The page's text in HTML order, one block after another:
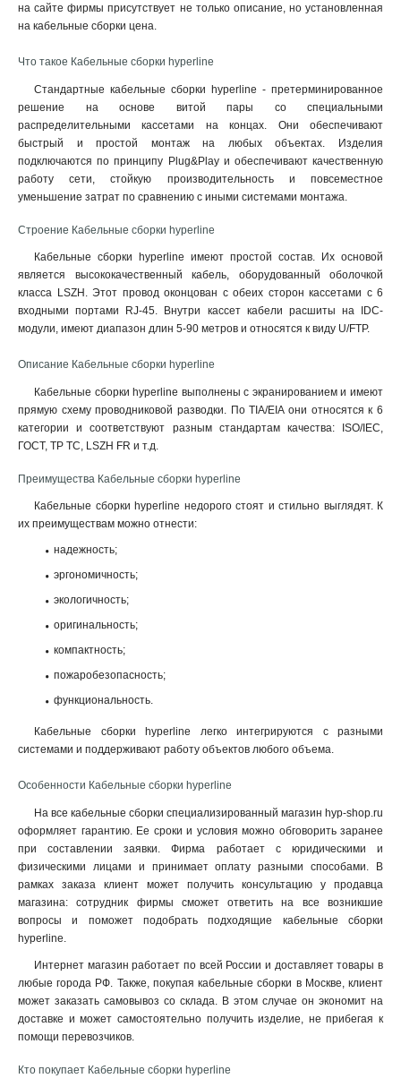
на сайте фирмы присутствует не только описание, но установленная
на кабельные сборки цена.
Что такое Кабельные сборки hyperline
Стандартные кабельные сборки hyperline - претерминированное
решение на основе витой пары со специальными
распределительными кассетами на концах. Они обеспечивают
быстрый и простой монтаж на любых объектах. Изделия
подключаются по принципу Plug&Play и обеспечивают качественную
работу сети, стойкую производительность и повсеместное
уменьшение затрат по сравнению с иными системами монтажа.
Строение Кабельные сборки hyperline
Кабельные сборки hyperline имеют простой состав. Их основой
является высококачественный кабель, оборудованный оболочкой
класса LSZH. Этот провод оконцован с обеих сторон кассетами с 6
входными портами RJ-45. Внутри кассет кабели расшиты на IDC-
модули, имеют диапазон длин 5-90 метров и относятся к виду U/FTP.
Описание Кабельные сборки hyperline
Кабельные сборки hyperline выполнены с экранированием и имеют
прямую схему проводниковой разводки. По TIA/EIA они относятся к 6
категории и соответствуют разным стандартам качества: ISO/IEC,
ГОСТ, ТР ТС, LSZH FR и т.д.
Преимущества Кабельные сборки hyperline
Кабельные сборки hyperline недорого стоят и стильно выглядят. К
их преимуществам можно отнести:
надежность;
эргономичность;
экологичность;
оригинальность;
компактность;
пожаробезопасность;
функциональность.
Кабельные сборки hyperline легко интегрируются с разными
системами и поддерживают работу объектов любого объема.
Особенности Кабельные сборки hyperline
На все кабельные сборки специализированный магазин hyp-shop.ru
оформляет гарантию. Ее сроки и условия можно обговорить заранее
при составлении заявки. Фирма работает с юридическими и
физическими лицами и принимает оплату разными способами. В
рамках заказа клиент может получить консультацию у продавца
магазина: сотрудник фирмы сможет ответить на все возникшие
вопросы и поможет подобрать подходящие кабельные сборки
hyperline.
Интернет магазин работает по всей России и доставляет товары в
любые города РФ. Также, покупая кабельные сборки в Москве, клиент
может заказать самовывоз со склада. В этом случае он экономит на
доставке и может самостоятельно получить изделие, не прибегая к
помощи перевозчиков.
Кто покупает Кабельные сборки hyperline